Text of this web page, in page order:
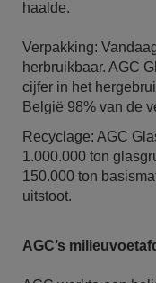
haalde.
Verpakking:
herbruikbaar. AGC
cijfer in het
België 98% van de
Recyclage: AGC
1.000.000 ton
150.000 ton
uitstoot.
AGC’s